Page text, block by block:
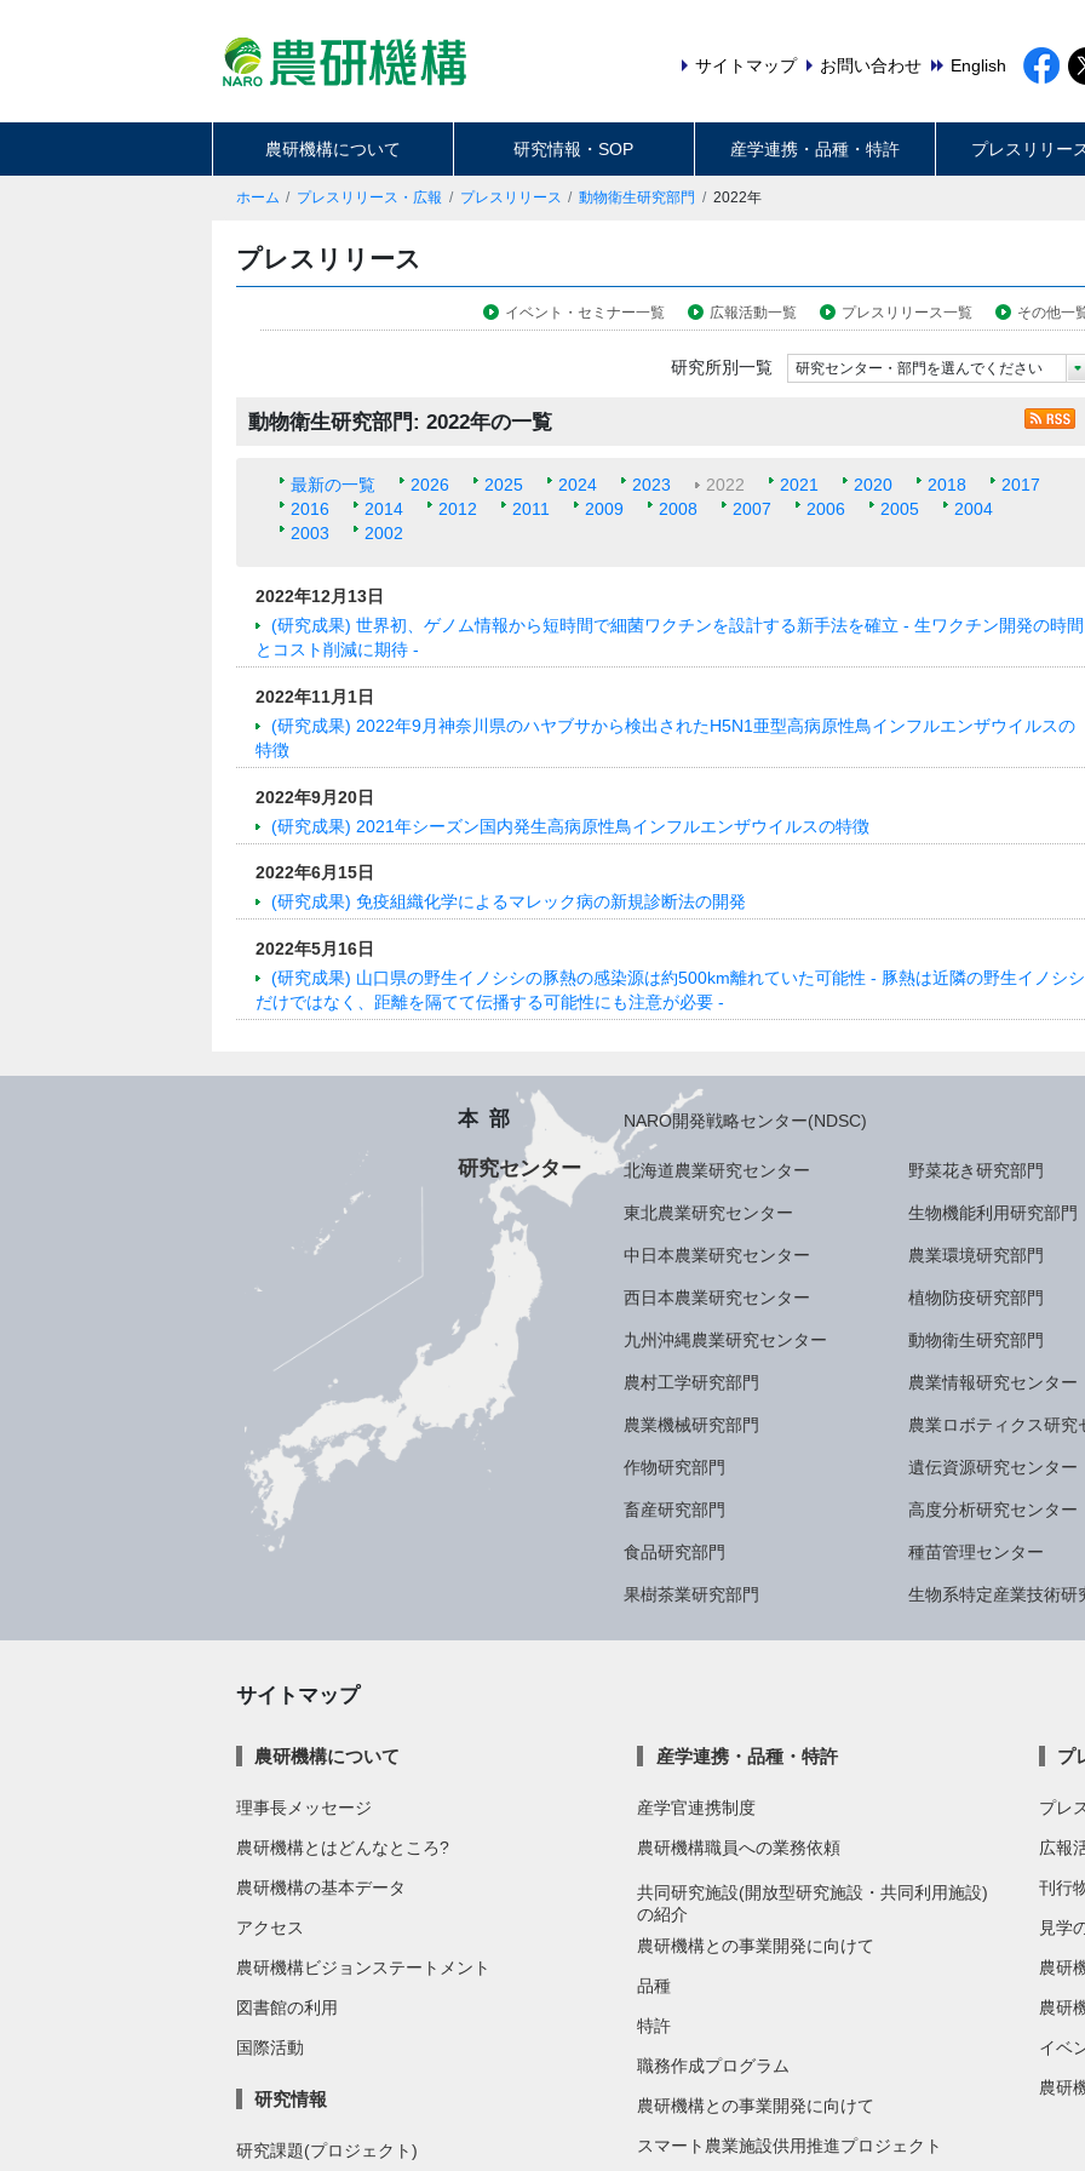
サイトマップ お問い合わせ English
農研機構について 研究情報・SOP 産学連携・品種・特許 プレスリリー
ホーム プレスリリース・広報 プレスリリース 動物衛生研究部門 2022年
プレスリリース
イベント・セミナー一覧 広報活動一覧 プレスリリース一覧 その他一
研究所別一覧 研究センター・部門を選んでください
動物衛生研究部門: 2022年の一覧
最新の一覧 2026 2025 2024 2023 2022 2021 2020 2018
2017
2016
2014 2012 2011 2009 2008 2007 2006 2005
2004
2003
2002
2022年12月13日
(研究成果) 世界初、ゲノム情報から短時間で細菌ワクチンを設計する新手法を確立 - 生ワクチン開発の時間
とコスト削減に期待 -
2022年11月1日
(研究成果) 2022年9月神奈川県のハヤブサから検出されたH5N1亜型高病原性鳥インフルエンザウイルスの
特徴
2022年9月20日
(研究成果) 2021年シーズン国内発生高病原性鳥インフルエンザウイルスの特徴
2022年6月15日
(研究成果) 免疫組織化学によるマレック病の新規診断法の開発
2022年5月16日
(研究成果) 山口県の野生イノシシの豚熱の感染源は約500km離れていた可能性 - 豚熱は近隣の野生イノシシ
だけではなく、距離を隔てて伝播する可能性にも注意が必要 -
本部 NARO開発戦略センター(NDSC)
研究センター 北海道農業研究センター
東北農業研究センター
中日本農業研究センター
西日本農業研究センター
九州沖縄農業研究センター
農村工学研究部門
農業機械研究部門
作物研究部門
畜産研究部門
食品研究部門
果樹茶業研究部門
野菜花き研究部門
生物機能利用研究部門
農業環境研究部門
植物防疫研究部門
動物衛生研究部門
農業情報研究センター
農業ロボティクス研究
遺伝資源研究センター
高度分析研究センター
種苗管理センター
生物系特定産業技術研
サイトマップ
農研機構について
理事長メッセージ
農研機構とはどんなところ?
農研機構の基本データ
アクセス
農研機構ビジョンステートメント
図書館の利用
国際活動
研究情報
研究課題(プロジェクト)
産学連携・品種・特許
産学官連携制度
農研機構職員への業務依頼
共同研究施設(開放型研究施設・共同利用施設)
の紹介
農研機構との事業開発に向けて
品種
特許
職務作成プログラム
農研機構との事業開発に向けて
スマート農業施設供用推進プロジェクト
プ
プレ
広報
刊行
見学
農研
農研
イベ
農研